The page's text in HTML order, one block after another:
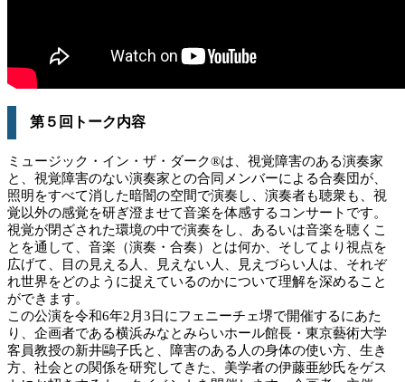
第５回トーク内容
ミュージック・イン・ザ・ダーク®は、視覚障害のある演奏家
と、視覚障害のない演奏家との合同メンバーによる合奏団が、
照明をすべて消した暗闇の空間で演奏し、演奏者も聴衆も、視
覚以外の感覚を研ぎ澄ませて音楽を体感するコンサートです。
視覚が閉ざされた環境の中で演奏をし、あるいは音楽を聴くこ
とを通して、音楽（演奏・合奏）とは何か、そしてより視点を
広げて、目の見える人、見えない人、見えづらい人は、それぞ
れ世界をどのように捉えているのかについて理解を深めること
ができます。
この公演を令和6年2月3日にフェニーチェ堺で開催するにあた
り、企画者である横浜みなとみらいホール館長・東京藝術大学
客員教授の新井鷗子氏と、障害のある人の身体の使い方、生き
方、社会との関係を研究してきた、美学者の伊藤亜紗氏をゲス